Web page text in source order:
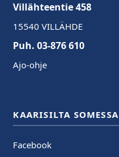
Villähteentie 458
15540 VILLÄHDE
Puh. 03-876 610
Ajo-ohje
KAARISILTA SOMESSA
Facebook